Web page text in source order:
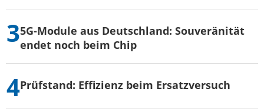
5G-Module aus Deutschland: Souveränität
endet noch beim Chip
Prüfstand: Effizienz beim Ersatzversuch